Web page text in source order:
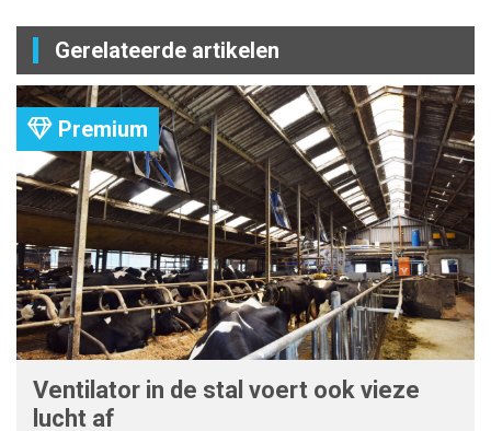
Gerelateerde artikelen
Premium
Ventilator in de stal voert ook vieze
lucht af